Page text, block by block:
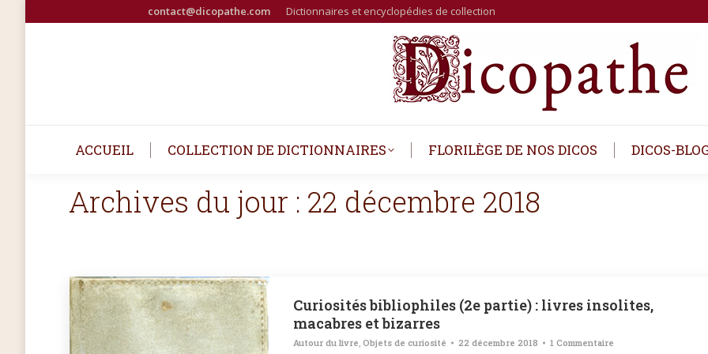
contact@dicopathe.com Dictionnaires et encyclopédies de collection
ACCUEIL COLLECTION DE DICTIONNAIRES FLORILÈGE DE NOS DICOS DICOS-
Archives du jour : 22 décembre 2018
Curiosités bibliophiles (2e partie) : livres insolites,
macabres et bizarres
Autour du livre,Objets de curiosité 22 décembre 2018 1 Commentaire